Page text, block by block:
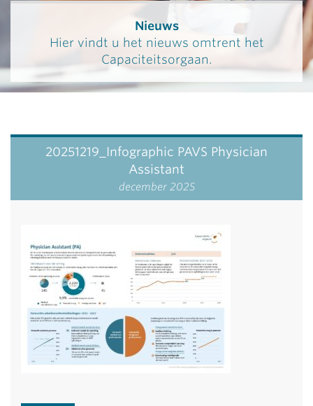
Nieuws
Hier vindt u het nieuws omtrent het
Capaciteitsorgaan.
20251219_Infographic PAVS Physician
Assistant
december 2025